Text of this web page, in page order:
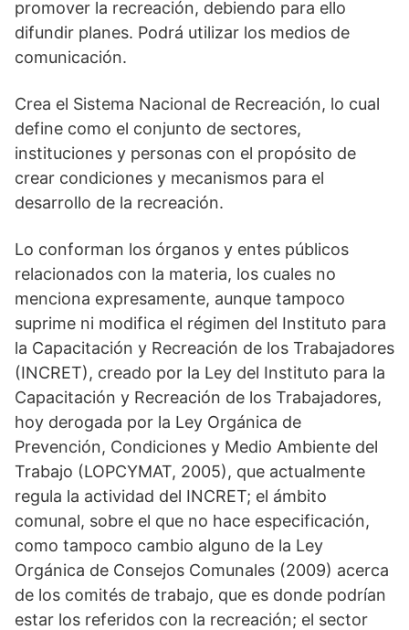
promover la recreación, debiendo para ello
difundir planes. Podrá utilizar los medios de
comunicación.
Crea el Sistema Nacional de Recreación, lo cual
define como el conjunto de sectores,
instituciones y personas con el propósito de
crear condiciones y mecanismos para el
desarrollo de la recreación.
Lo conforman los órganos y entes públicos
relacionados con la materia, los cuales no
menciona expresamente, aunque tampoco
suprime ni modifica el régimen del Instituto para
la Capacitación y Recreación de los Trabajadores
(INCRET), creado por la Ley del Instituto para la
Capacitación y Recreación de los Trabajadores,
hoy derogada por la Ley Orgánica de
Prevención, Condiciones y Medio Ambiente del
Trabajo (LOPCYMAT, 2005), que actualmente
regula la actividad del INCRET; el ámbito
comunal, sobre el que no hace especificación,
como tampoco cambio alguno de la Ley
Orgánica de Consejos Comunales (2009) acerca
de los comités de trabajo, que es donde podrían
estar los referidos con la recreación; el sector